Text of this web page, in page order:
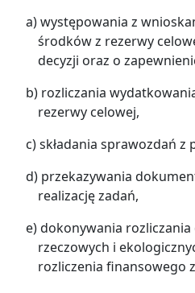
a) występowania z
środków z rezerwy
decyzji oraz o
b) rozliczania
rezerwy celowej,
c) składania sprawozdań
d) przekazywania
realizację zadań,
e) dokonywania
rzeczowych i
rozliczenia finansowego